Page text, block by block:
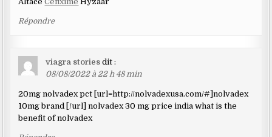
Répondre
viagra stories dit :
08/08/2022 à 22 h 48 min
20mg nolvadex pct [url=http://nolvadexusa.com/#]nolvadex
10mg brand [/url] nolvadex 30 mg price india what is the
benefit of nolvadex